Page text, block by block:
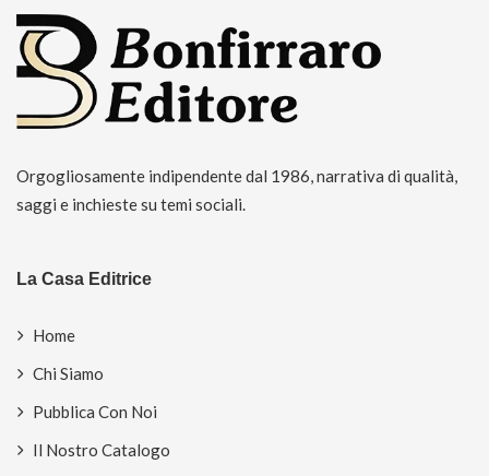
Orgogliosamente indipendente dal 1986, narrativa di qualità,
saggi e inchieste su temi sociali.
La Casa Editrice
Home
Chi Siamo
Pubblica Con Noi
Il Nostro Catalogo